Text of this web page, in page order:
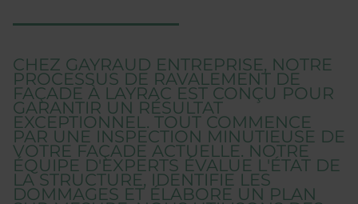
CHEZ GAYRAUD ENTREPRISE, NOTRE
PROCESSUS DE RAVALEMENT DE
FAÇADE À LAYRAC EST CONÇU POUR
GARANTIR UN RÉSULTAT
EXCEPTIONNEL. TOUT COMMENCE
PAR UNE INSPECTION MINUTIEUSE DE
VOTRE FAÇADE ACTUELLE. NOTRE
ÉQUIPE D'EXPERTS ÉVALUE L'ÉTAT DE
LA STRUCTURE, IDENTIFIE LES
DOMMAGES ET ÉLABORE UN PLAN